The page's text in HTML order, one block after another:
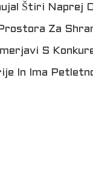
Štiri Naprej
Za
S
In Ima